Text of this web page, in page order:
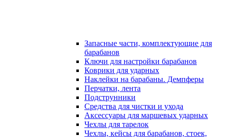
Запасные части, комплектующие для
барабанов
Ключи для настройки барабанов
Коврики для ударных
Наклейки на барабаны. Демпферы
Перчатки, лента
Подструнники
Средства для чистки и ухода
Аксессуары для маршевых ударных
Чехлы для тарелок
Чехлы, кейсы для барабанов, стоек,